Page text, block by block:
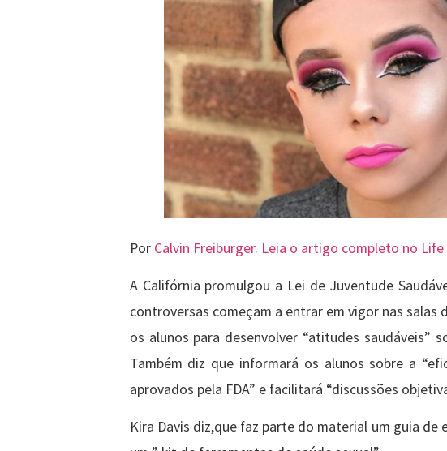
Por Calvin Freiburger. Leia o artigo completo no Life
A Califórnia promulgou a Lei de Juventude
controversas começam a entrar em vigor nas salas
os alunos para desenvolver “atitudes saudáveis”
Também diz que informará os alunos sobre a
aprovados pela FDA” e facilitará “discussões
Kira Davis diz,que faz parte do material um guia